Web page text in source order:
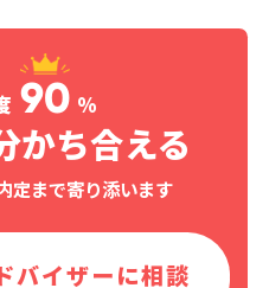
90 %
かち合える
定まで寄り添います
バイザーに相談